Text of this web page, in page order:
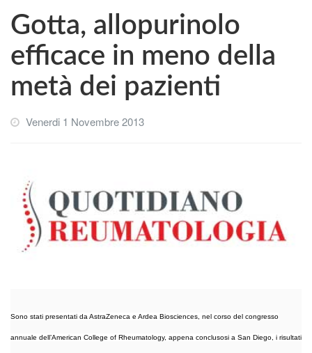
Gotta, allopurinolo
efficace in meno della
metà dei pazienti
Venerdi 1 Novembre 2013
Sono stati presentati da AstraZeneca e Ardea Biosciences, nel corso del congresso
annuale dell’American College of Rheumatology, appena conclusosi a San Diego, i risultati